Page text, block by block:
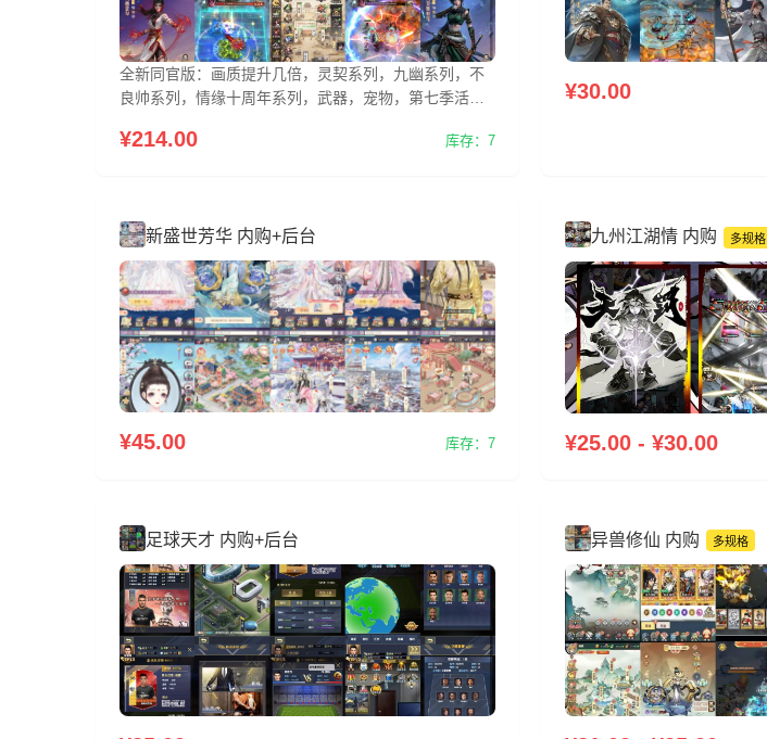
全新同官版：画质提升几倍，灵契系列，九幽系列，不
良帅系列，情缘十周年系列，武器，宠物，第七季活动
¥214.00 库存：7
¥30.00
新盛世芳华 内购+后台
¥45.00 库存：7
九州江湖情 内购 多规格
¥25.00 - ¥30.00
足球天才 内购+后台 异兽修仙 内购 多规格